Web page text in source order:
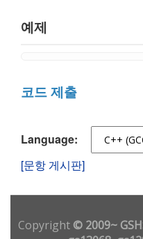
예제
코드 제출
Language:
[문항 게시판]
Copyright© 2009~